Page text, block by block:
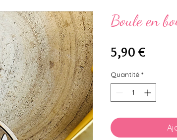
Boule en
5,90 €Prix
Quantité *